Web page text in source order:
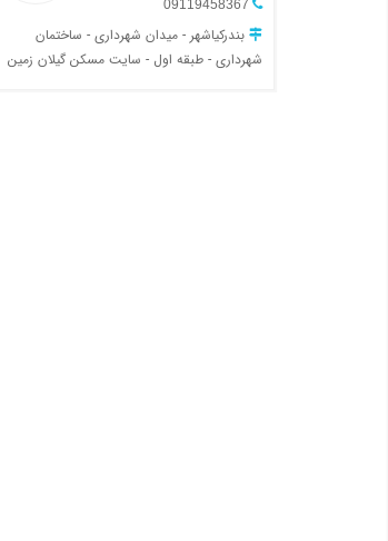
بندرکیاشهر - میدان شهرداری - ساختمان
شهرداری - طبقه اول - سایت مسکن گیلان زمین